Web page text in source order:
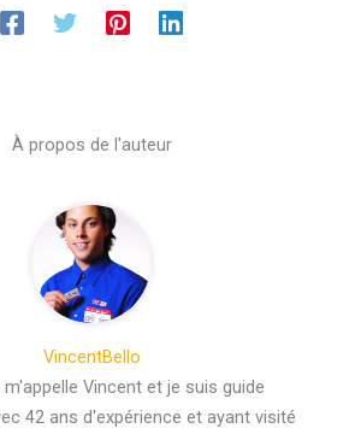
À propos de l'auteur
VincentBello
m'appelle Vincent et je suis guide
42 ans d'expérience et ayant visité